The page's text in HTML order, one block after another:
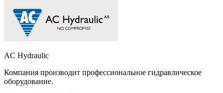
AC Hydraulic
Компания производит профессиональное гидравлическое
оборудование.